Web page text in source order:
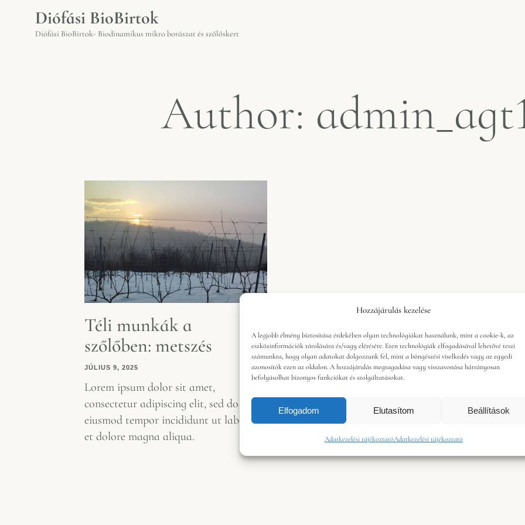
Hozzájárulás kezelése
A legjobb élmény biztosítása érdekében olyan technológiákat használunk, mint a cookie-k, az
eszközinformációk tárolására és/vagy elérésére. Ezen technológiák elfogadásával lehetővé teszi
számunkra, hogy olyan adatokat dolgozzunk fel, mint a böngészési viselkedés vagy az egyedi
azonosítók ezen az oldalon. A hozzájárulás megtagadása vagy visszavonása hátrányosan
befolyásolhat bizonyos funkciókat és szolgáltatásokat.
Elfogadom Elutasítom Beállítások
Adatkezelési tájékoztatóAdatkezelési tájékoztató
Diófási BioBirtok
Diófási BioBirtok- Biodinamikus mikro borászat és szőlőskert
Author:
Téli munkák a
szőlőben: metszés
JÚLIUS 9, 2025
Lorem ipsum dolor sit amet,
consectetur adipiscing elit, sed do
eiusmod tempor incididunt ut labore
et dolore magna aliqua.